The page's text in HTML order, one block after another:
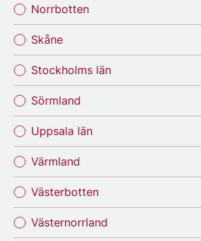
Norrbotten
Skåne
Stockholms län
Sörmland
Uppsala län
Värmland
Västerbotten
Västernorrland